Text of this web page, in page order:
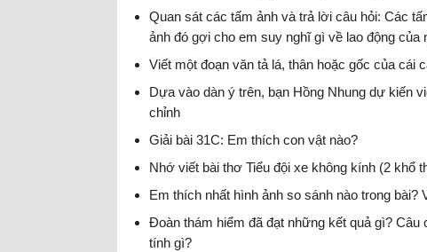
Quan sát các tấm ảnh và trả lời câu hỏi: Các
ảnh đó gợi cho em suy nghĩ gì về lao động của
Viết một đoạn văn tả lá, thân hoặc gốc của cái
Dựa vào dàn ý trên, bạn Hồng Nhung dự kiến
chỉnh
Tiếng Việt lớp 4
Giải bài 31C: Em thích con vật nào?
Nhớ viết bài thơ Tiểu đội xe không kính (2 khổ
Em thích nhất hình ảnh so sánh nào trong
Đoàn thám hiểm đã đạt những kết quả gì?
tính gì?